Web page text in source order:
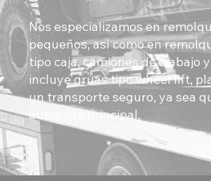
Nos especializamos en
pequeños, así como en
tipo caja, camiones de trabajo
incluye grúas tipo wheel lift,
un transporte seguro, ya sea
autopista principal.